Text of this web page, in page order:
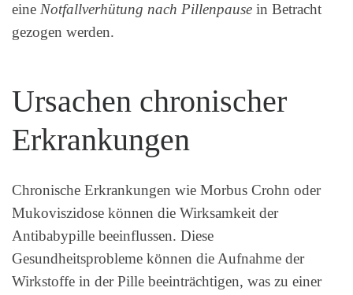
eine Notfallverhütung nach Pillenpause in Betracht
gezogen werden.
Ursachen chronischer
Erkrankungen
Chronische Erkrankungen wie Morbus Crohn oder
Mukoviszidose können die Wirksamkeit der
Antibabypille beeinflussen. Diese
Gesundheitsprobleme können die Aufnahme der
Wirkstoffe in der Pille beeinträchtigen, was zu einer